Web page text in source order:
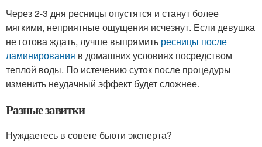
Через 2-3 дня ресницы опустятся и станут более
мягкими, неприятные ощущения исчезнут. Если девушка
не готова ждать, лучше выпрямить ресницы после
ламинирования в домашних условиях посредством
теплой воды. По истечению суток после процедуры
изменить неудачный эффект будет сложнее.
Разные завитки
Нуждаетесь в совете бьюти эксперта?